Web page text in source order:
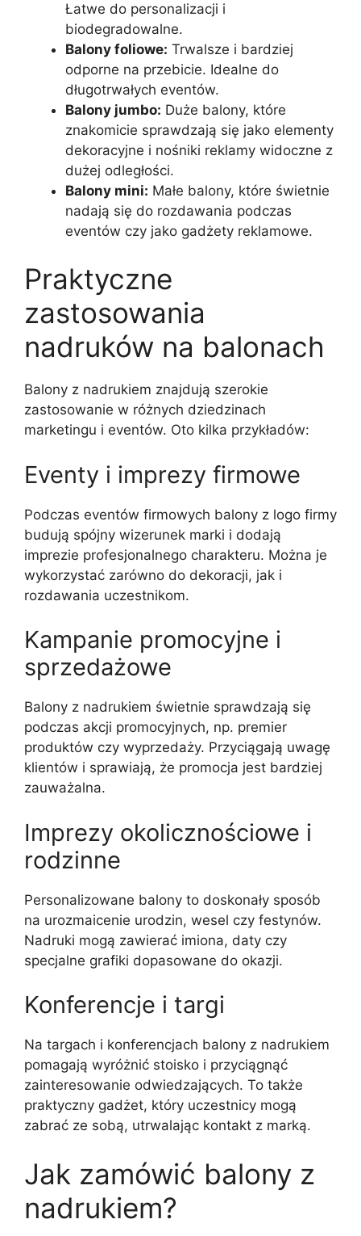
Łatwe do personalizacji i
biodegradowalne.
Balony foliowe: Trwalsze i bardziej
odporne na przebicie. Idealne do
długotrwałych eventów.
Balony jumbo: Duże balony, które
znakomicie sprawdzają się jako elementy
dekoracyjne i nośniki reklamy widoczne z
dużej odległości.
Balony mini: Małe balony, które świetnie
nadają się do rozdawania podczas
eventów czy jako gadżety reklamowe.
Praktyczne
zastosowania
nadruków na balonach
Balony z nadrukiem znajdują szerokie
zastosowanie w różnych dziedzinach
marketingu i eventów. Oto kilka przykładów:
Eventy i imprezy firmowe
Podczas eventów firmowych balony z logo firmy
budują spójny wizerunek marki i dodają
imprezie profesjonalnego charakteru. Można je
wykorzystać zarówno do dekoracji, jak i
rozdawania uczestnikom.
Kampanie promocyjne i
sprzedażowe
Balony z nadrukiem świetnie sprawdzają się
podczas akcji promocyjnych, np. premier
produktów czy wyprzedaży. Przyciągają uwagę
klientów i sprawiają, że promocja jest bardziej
zauważalna.
Imprezy okolicznościowe i
rodzinne
Personalizowane balony to doskonały sposób
na urozmaicenie urodzin, wesel czy festynów.
Nadruki mogą zawierać imiona, daty czy
specjalne grafiki dopasowane do okazji.
Konferencje i targi
Na targach i konferencjach balony z nadrukiem
pomagają wyróżnić stoisko i przyciągnąć
zainteresowanie odwiedzających. To także
praktyczny gadżet, który uczestnicy mogą
zabrać ze sobą, utrwalając kontakt z marką.
Jak zamówić balony z
nadrukiem?